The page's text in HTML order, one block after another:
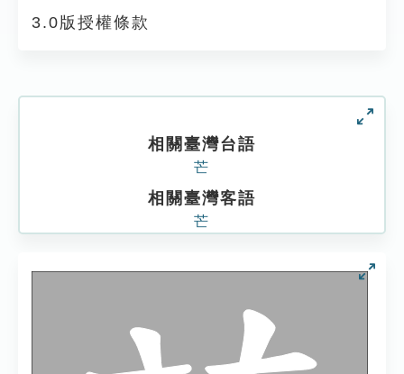
3.0版授權條款
相關臺灣台語
芒
相關臺灣客語
芒